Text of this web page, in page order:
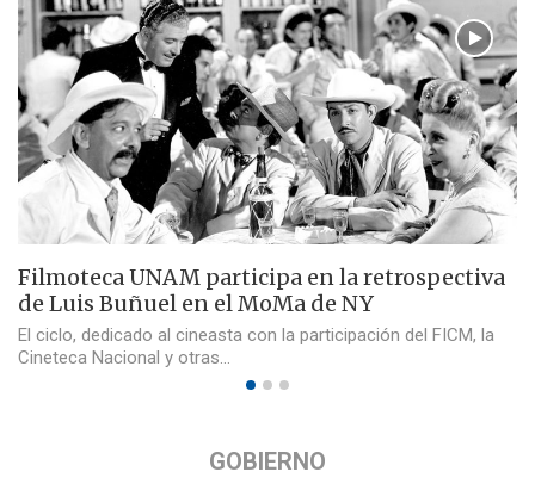
Filmoteca UNAM participa en la retrospectiva
de Luis Buñuel en el MoMa de NY
El ciclo, dedicado al cineasta con la participación del FICM, la
Cineteca Nacional y otras…
GOBIERNO